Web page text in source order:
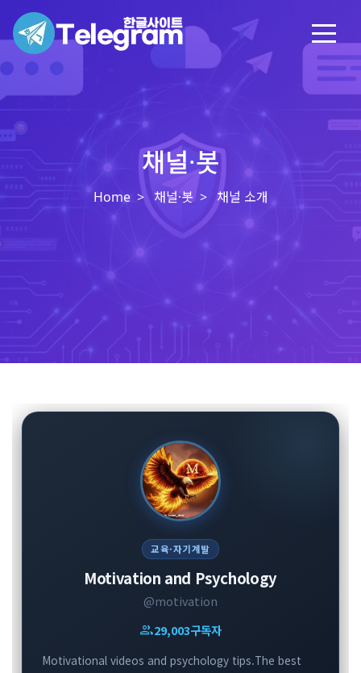
채널·봇
Home 채널·봇 채널 소개
교육·자기계발
Motivation and Psychology
@motivation
group29,003구독자
Motivational videos and psychology tips.The best